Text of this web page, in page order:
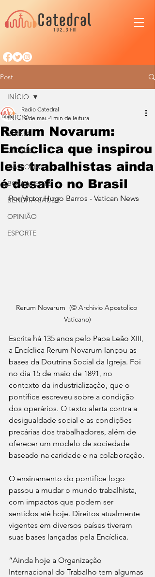
Post
INÍCIO
IGREJA
CIDADE
NACIONAL
BOM APETITE
BENDITA SAÚDE
OPINIÃO
ESPORTE
INÍCIO
Rerum Novarum:
Encíclica que inspirou
leis trabalhistas ainda
é desafio no Brasil
Radio Catedral
19 de mai. 4 min de leitura
Por Victor Hugo Barros - Vatican News
Rerum Novarum  (© Archivio Apostolico
Vaticano)
Escrita há 135 anos pelo Papa Leão XIII,
a Encíclica Rerum Novarum lançou as
bases da Doutrina Social da Igreja. Foi
no dia 15 de maio de 1891, no
contexto da industrialização, que o
pontífice escreveu sobre a condição
dos operários. O texto alerta contra a
desigualdade social e as condições
precárias dos trabalhadores, além de
oferecer um modelo de sociedade
baseado na caridade e na colaboração.
O ensinamento do pontífice logo
passou a mudar o mundo trabalhista,
com impactos que podem ser
sentidos até hoje. Direitos atualmente
vigentes em diversos países tiveram
suas bases lançadas pela Encíclica.
“Ainda hoje a Organização
Internacional do Trabalho tem algumas